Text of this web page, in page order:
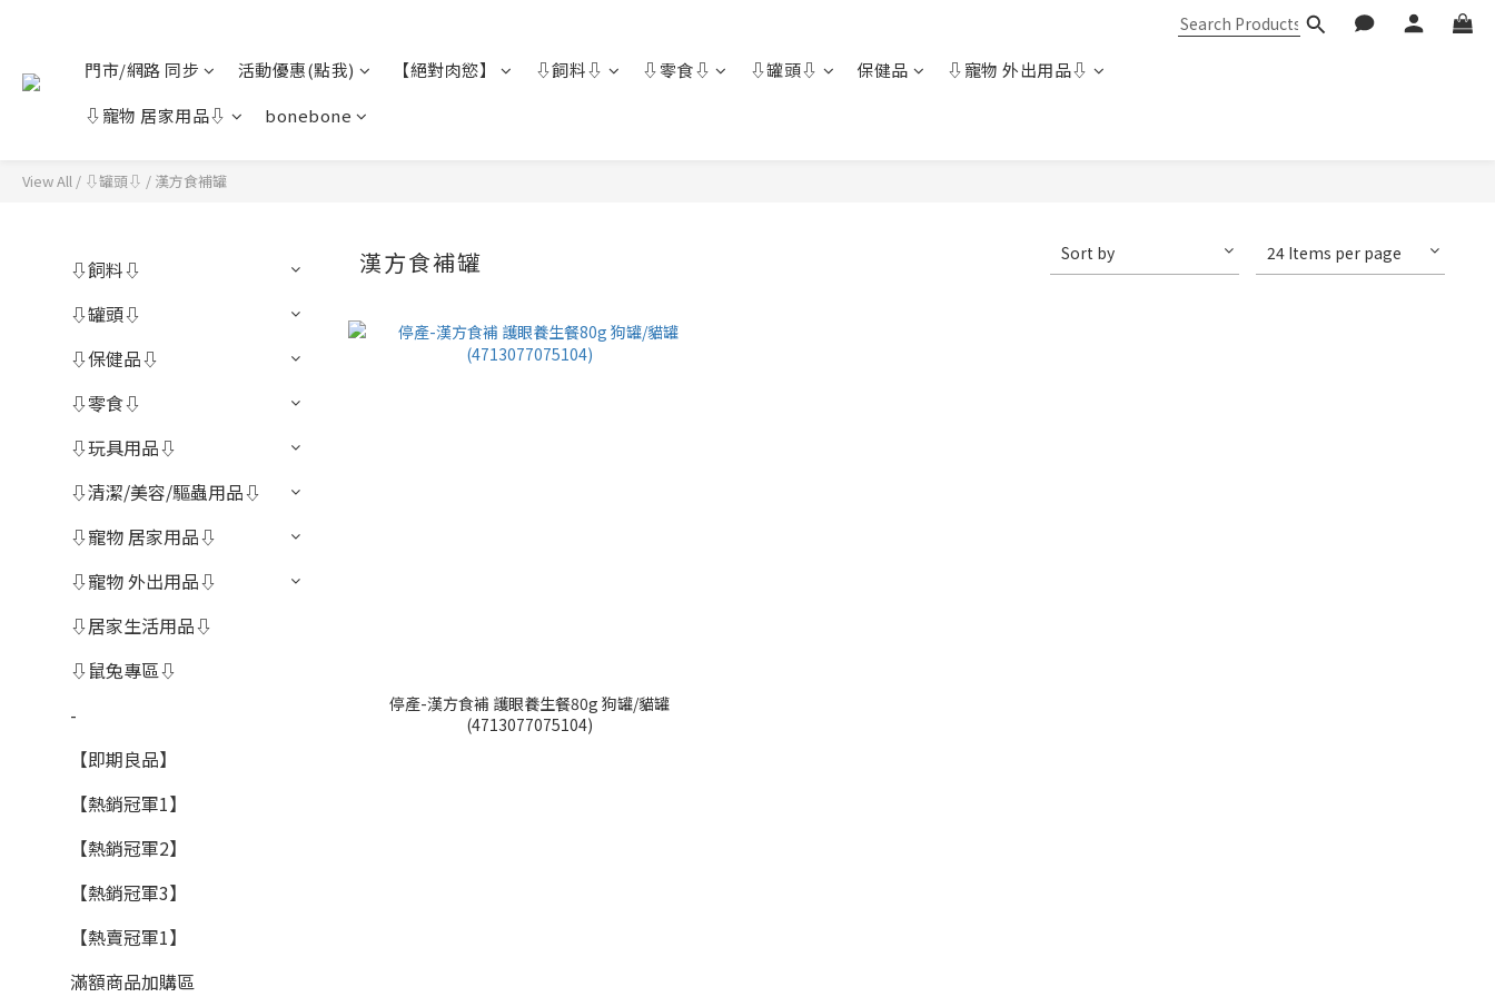
門市/網路 同步 活動優惠(點我) 【絕對肉慾】 ⇩飼料⇩ ⇩零食⇩ ⇩罐頭⇩ 保健品
⇩寵物 外出用品⇩
⇩寵物 居家用品⇩
bonebone
View All / ⇩罐頭⇩ / 漢方食補罐
⇩飼料⇩
⇩罐頭⇩
⇩保健品⇩
⇩零食⇩
⇩玩具用品⇩
⇩清潔/美容/驅蟲用品⇩
⇩寵物 居家用品⇩
⇩寵物 外出用品⇩
⇩居家生活用品⇩
⇩鼠兔專區⇩
-
【即期良品】
【熱銷冠軍1】
【熱銷冠軍2】
【熱銷冠軍3】
【熱賣冠軍1】
滿額商品加購區
漢方食補罐 Sort by 24 Items per page
停產-漢方食補 護眼養生餐80g 狗罐/貓罐
(4713077075104)